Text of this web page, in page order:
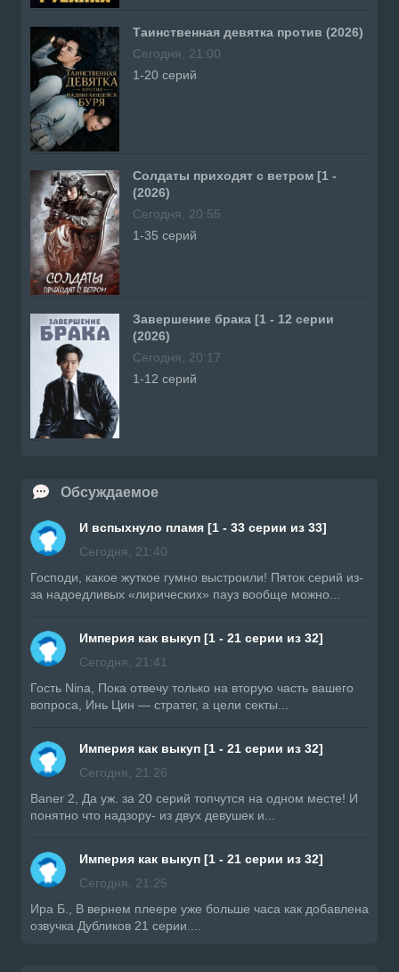
Таинственная девятка против (2026)
Сегодня, 21:00
1-20 серий
Солдаты приходят с ветром [1 -
(2026)
Сегодня, 20:55
1-35 серий
Завершение брака [1 - 12 серии
(2026)
Сегодня, 20:17
1-12 серий
Обсуждаемое
И вспыхнуло пламя [1 - 33 серии из 33]
Сегодня, 21:40
Господи, какое жуткое гумно выстроили! Пяток серий из-
за надоедливых «лирических» пауз вообще можно...
Империя как выкуп [1 - 21 серии из 32]
Сегодня, 21:41
Гость Nina, Пока отвечу только на вторую часть вашего
вопроса, Инь Цин — стратег, а цели секты...
Империя как выкуп [1 - 21 серии из 32]
Сегодня, 21:26
Baner 2, Да уж. за 20 серий топчутся на одном месте! И
понятно что надзору- из двух девушек и...
Империя как выкуп [1 - 21 серии из 32]
Сегодня, 21:25
Ира Б., В вернем плеере уже больше часа как добавлена
озвучка Дубликов 21 серии....